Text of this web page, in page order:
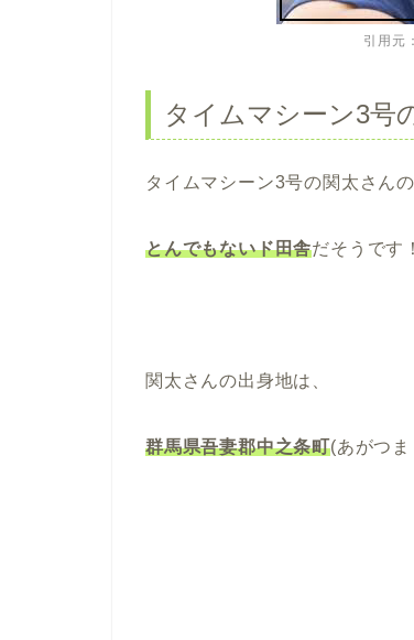
引用元
タイムマシーン3号
タイムマシーン3号の関太さん
とんでもないド田舎だそうです
関太さんの出身地は、
群馬県吾妻郡中之条町(あがつま